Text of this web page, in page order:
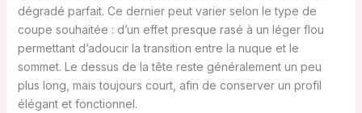
dégradé parfait. Ce dernier peut varier selon le type de
coupe souhaitée : d’un effet presque rasé à un léger flou
permettant d’adoucir la transition entre la nuque et le
sommet. Le dessus de la tête reste généralement un peu
plus long, mais toujours court, afin de conserver un profil
élégant et fonctionnel.